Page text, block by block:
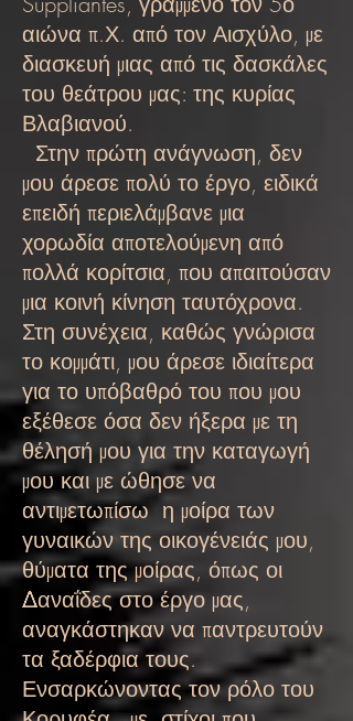
αιώνα π.Χ. από τον Αισχύλο, με
διασκευή μιας από τις δασκάλες
του θεάτρου μας: της κυρίας
Βλαβιανού.
Στην πρώτη ανάγνωση, δεν
μου άρεσε πολύ το έργο, ειδικά
επειδή περιελάμβανε μια
χορωδία αποτελούμενη από
πολλά κορίτσια, που απαιτούσαν
μια κοινή κίνηση ταυτόχρονα.
Στη συνέχεια, καθώς γνώρισα
το κομμάτι, μου άρεσε ιδιαίτερα
για το υπόβαθρό του που μου
εξέθεσε όσα δεν ήξερα με τη
θέλησή μου για την καταγωγή
μου και με ώθησε να
αντιμετωπίσω η μοίρα των
γυναικών της οικογένειάς μου,
θύματα της μοίρας, όπως οι
Δαναΐδες στο έργο μας,
αναγκάστηκαν να παντρευτούν
τα ξαδέρφια τους.
Ενσαρκώνοντας τον ρόλο του